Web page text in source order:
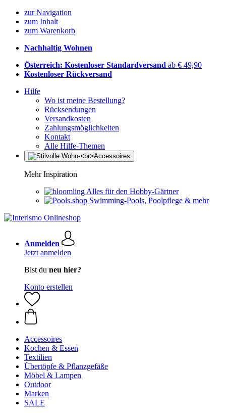
zur Navigation
zum Inhalt
zum Warenkorb
Nachhaltig Wohnen
Österreich: Kostenloser Standardversand ab € 49,90
Kostenloser Rückversand
Hilfe
Wo ist meine Bestellung?
Rücksendungen
Versandkosten
Zahlungsmöglichkeiten
Kontakt
Alle Hilfe-Themen
Mehr Inspiration
Alles für den Hobby-Gärtner
Swimming-Pools, Poolpflege & mehr
Anmelden
Jetzt anmelden
Bist du neu hier?
Konto erstellen
Accessoires
Kochen & Essen
Textilien
Übertöpfe & Pflanzgefäße
Möbel & Lampen
Outdoor
Marken
SALE